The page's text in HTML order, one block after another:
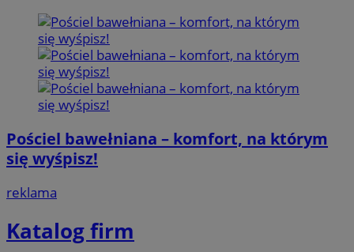
Pościel bawełniana – komfort, na którym
się wyśpisz!
reklama
Katalog firm